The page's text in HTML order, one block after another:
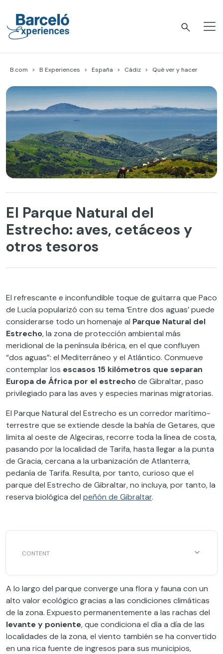
content
B.com B Experiences España Cádiz Qué ver y hacer
El Parque Natural del
Estrecho: aves, cetáceos y
otros tesoros
El refrescante e inconfundible toque de guitarra que Paco
de Lucía popularizó con su tema ‘Entre dos aguas’ puede
considerarse todo un homenaje al Parque Natural del
Estrecho, la zona de protección ambiental más
meridional de la península ibérica, en el que confluyen
“dos aguas”: el Mediterráneo y el Atlántico. Conmueve
contemplar los escasos 15 kilómetros que separan
Europa de África por el estrechode Gibraltar, paso
privilegiado para las aves y especies marinas migratorias.
El Parque Natural del Estrecho es un corredor marítimo-
terrestre que se extiende desde la bahía de Getares, que
limita al oeste de Algeciras, recorre toda la línea de costa,
pasando por la localidad de Tarifa, hasta llegar a la punta
de Gracia, cercana a la urbanización de Atlanterra,
pedanía de Tarifa. Resulta, por tanto, curioso que el
parque del Estrecho de Gibraltar, no incluya, por tanto, la
reserva biológica del peñón de Gibraltar.
A lo largo del parque converge una flora y fauna con un
alto valor ecológico gracias a las condiciones climáticas
de la zona. Expuesto permanentemente a las rachas del
levante y poniente, que condiciona el día a día de las
localidades de la zona, el viento también se ha convertido
en una rica fuente de ingresos para sus municipios,